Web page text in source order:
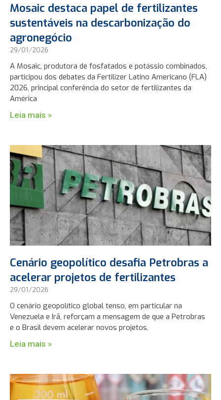
Mosaic destaca papel de fertilizantes
sustentáveis na descarbonização do
agronegócio
29/01/2026
A Mosaic, produtora de fosfatados e potássio combinados,
participou dos debates da Fertilizer Latino Americano (FLA)
2026, principal conferência do setor de fertilizantes da
América
Leia mais »
Cenário geopolítico desafia Petrobras a
acelerar projetos de fertilizantes
29/01/2026
O cenário geopolítico global tenso, em particular na
Venezuela e Irã, reforçam a mensagem de que a Petrobras
e o Brasil devem acelerar novos projetos,
Leia mais »